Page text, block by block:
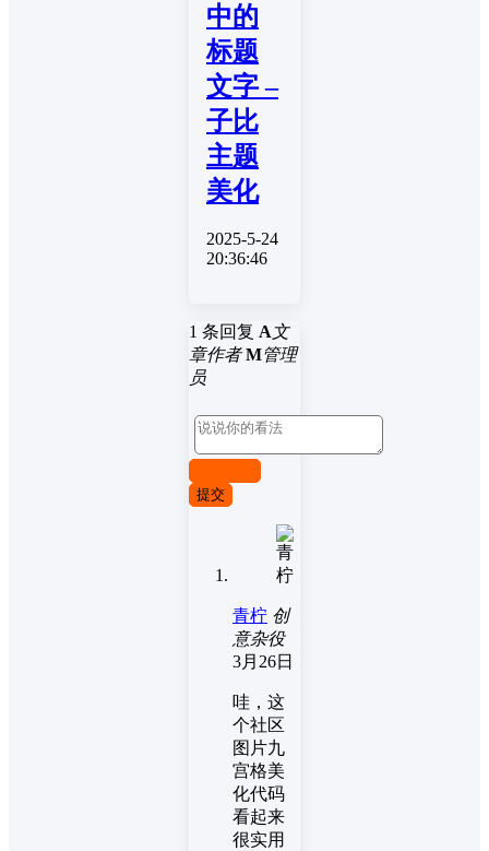
中的
标题
文字 –
子比
主题
美化
2025-5-24
20:36:46
1 条回复 A文
章作者 M管理
员
提交
青柠 创
意杂役
3月26日
哇，这
个社区
图片九
宫格美
化代码
看起来
很实用